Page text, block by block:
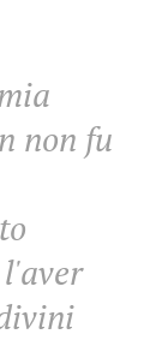
non fu